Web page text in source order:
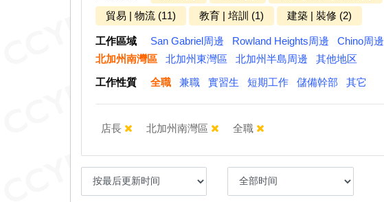
貿易 | 物流 (11)
教育 | 培訓 (1) 建築 | 裝修 (2)
工作區域 San Gabriel周邊 Rowland Heights周邊 Chino周邊
北加州南灣區
北加州東灣區 北加州半島周邊
其他地区
工作性質
全職 兼職 實習生 短期工作 儲備幹部 其它
店長 北加州南灣區 全職